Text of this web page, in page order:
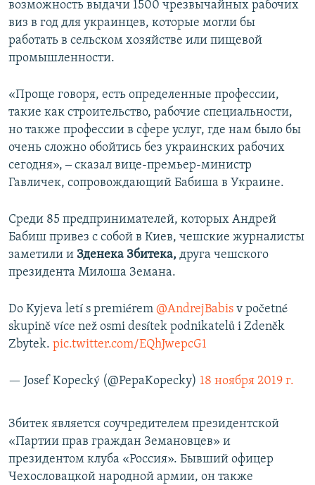
возможность выдачи 1500 чрезвычайных рабочих
виз в год для украинцев, которые могли бы
работать в сельском хозяйстве или пищевой
промышленности.
«Проще говоря, есть определенные профессии,
такие как строительство, рабочие специальности,
но также профессии в сфере услуг, где нам было бы
очень сложно обойтись без украинских рабочих
сегодня», ‒ сказал вице-премьер-министр
Гавличек, сопровождающий Бабиша в Украине.
Среди 85 предпринимателей, которых Андрей
Бабиш привез с собой в Киев, чешские журналисты
заметили и Зденека Збитека, друга чешского
президента Милоша Земана.
Do Kyjeva letí s premiérem @AndrejBabis v početné
skupině více než osmi desítek podnikatelů i Zdeněk
Zbytek. pic.twitter.com/EQhJwepcG1
— Josef Kopecký (@PepaKopecky) 18 ноября 2019 г.
Збитек является соучредителем президентской
«Партии прав граждан Земановцев» и
президентом клуба «Россия». Бывший офицер
Чехословацкой народной армии, он также